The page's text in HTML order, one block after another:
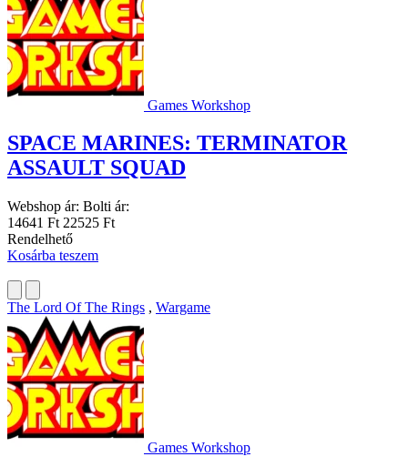
Games Workshop
SPACE MARINES: TERMINATOR
ASSAULT SQUAD
Webshop ár: Bolti ár:
14641 Ft 22525 Ft
Rendelhető
Kosárba teszem
The Lord Of The Rings , Wargame
Games Workshop